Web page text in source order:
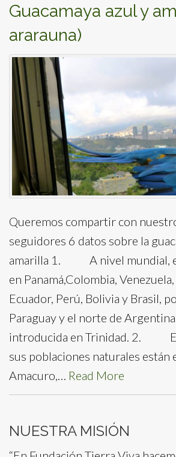
Guacamaya azul y
ararauna)
Queremos compartir con
seguidores 6 datos sobre la
amarilla 1. A nivel mundial,
en Panamá,Colombia, Venezuela,
Ecuador, Perú, Bolivia y Brasil,
Paraguay y el norte de
introducida en Trinidad. 2.
sus poblaciones naturales están
Amacuro,… Read More
NUESTRA MISIÓN